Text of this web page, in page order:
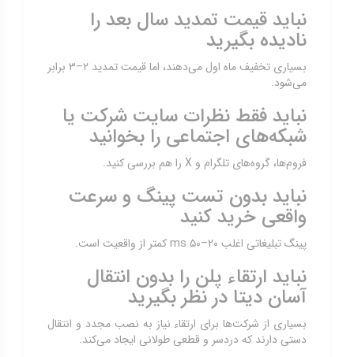
نباید قیمت تمدید سال بعد را
نادیده بگیرید
بسیاری تخفیف ماه اول می‌دهند، اما قیمت تمدید ۲–۳ برابر
می‌شود.
نباید فقط نظرات سایت شرکت یا
شبکه‌های اجتماعی را بخوانید
فروم‌ها، گروه‌های تلگرام و X را هم بررسی کنید.
نباید بدون تست پینگ و سرعت
واقعی خرید کنید
پینگ تبلیغاتی اغلب ۲۰–۵۰ ms کمتر از واقعیت است.
نباید ارتقاء پلن را بدون انتقال
آسان دیتا در نظر بگیرید
بسیاری از شرکت‌ها برای ارتقاء نیاز به نصب مجدد و انتقال
دستی دارند که دردسر و قطعی طولانی ایجاد می‌کند.